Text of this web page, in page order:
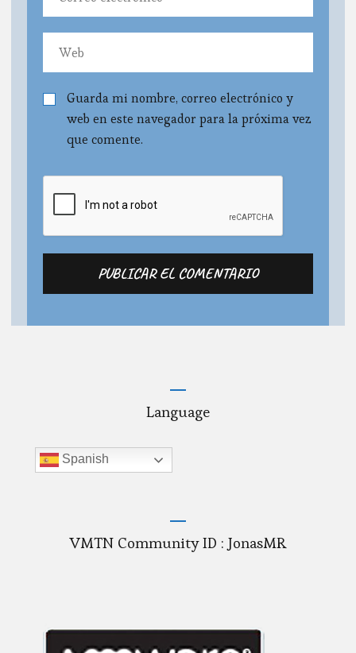
Guarda mi nombre, correo electrónico y
web en este navegador para la próxima vez
que comente.
Language
Spanish
VMTN Community ID : JonasMR